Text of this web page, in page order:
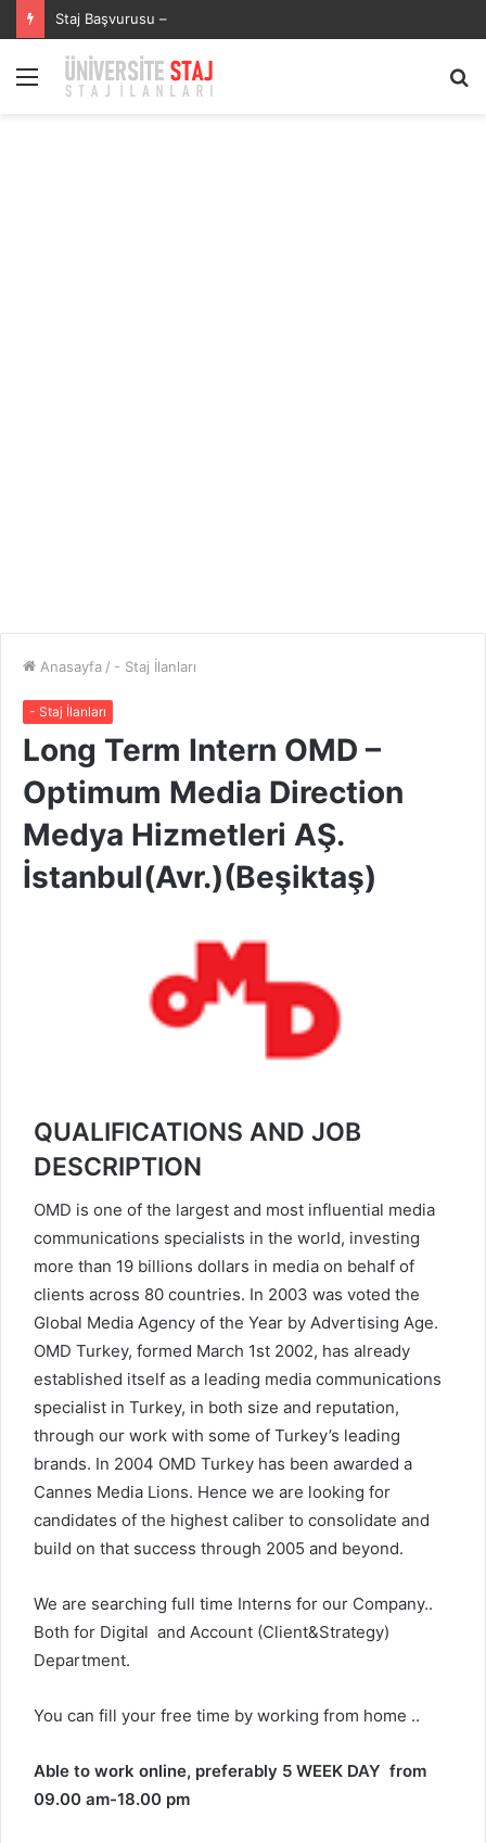
Staj Başvurusu –
Menü
Anasayfa / - Staj İlanları
- Staj İlanları
Long Term Intern OMD –
Optimum Media Direction
Medya Hizmetleri AŞ.
İstanbul(Avr.)(Beşiktaş)
QUALIFICATIONS AND JOB
DESCRIPTION
OMD is one of the largest and most influential media
communications specialists in the world, investing
more than 19 billions dollars in media on behalf of
clients across 80 countries. In 2003 was voted the
Global Media Agency of the Year by Advertising Age.
OMD Turkey, formed March 1st 2002, has already
established itself as a leading media communications
specialist in Turkey, in both size and reputation,
through our work with some of Turkey’s leading
brands. In 2004 OMD Turkey has been awarded a
Cannes Media Lions. Hence we are looking for
candidates of the highest caliber to consolidate and
build on that success through 2005 and beyond.
We are searching full time Interns for our Company..
Both for Digital and Account (Client&Strategy)
Department.
You can fill your free time by working from home ..
Able to work online, preferably 5 WEEK DAY from
09.00 am-18.00 pm